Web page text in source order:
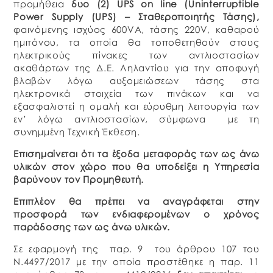
προμήθειαδυο (2) UPS on line (Uninterruptible
Power Supply (UPS) – Σταθεροποιητής Τάσης),
φαινόμενης ισχύος 600VA, τάσης 220V, καθαρού
ημιτόνου, τα οποία θα τοποθετηθούν στους
ηλεκτρικούς πίνακες των αντλιοστασίων
ακαθάρτων της Δ.Ε. Ληλαντίου για την αποφυγή
βλαβών λόγω αυξομειώσεων τάσης στα
ηλεκτρονικά στοιχεία των πινάκων και να
εξασφαλιστεί η ομαλή και εύρυθμη λειτουργία των
εν’ λόγω αντλιοστασίων, σύμφωνα με τη
συνημμένη Τεχνική Έκθεση.
Επισημαίνεται ότι τα έξοδα μεταφοράς των ως άνω
υλικών στον χώρο που θα υποδείξει η Υπηρεσία
βαρύνουν τον Προμηθευτή.
Επιπλέον θα πρέπει να αναγράφεται στην
προσφορά των ενδιαφερομένων ο χρόνος
παράδοσης των ως άνω υλικών.
Σε εφαρμογή της παρ. 9 του άρθρου 107 του
Ν.4497/2017 με την οποία προστέθηκε η παρ. 11